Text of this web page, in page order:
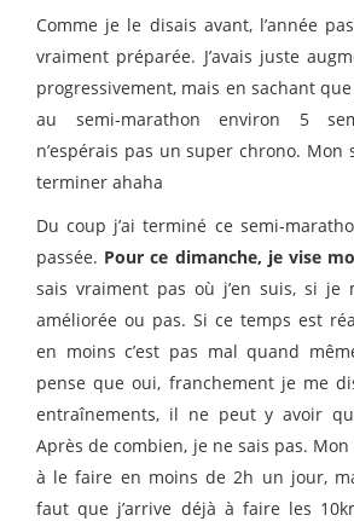
Comme je le disais avant, l’année
vraiment préparée. J’avais juste
progressivement, mais en sachant
au semi-marathon environ 5
n’espérais pas un super chrono.
terminer ahaha
Du coup j’ai terminé ce semi-
passée. Pour ce dimanche, je vise
sais vraiment pas où j’en suis, si je
améliorée ou pas. Si ce temps est
en moins c’est pas mal quand
pense que oui, franchement je me
entraînements, il ne peut y avoir
Après de combien, je ne sais pas. Mon
à le faire en moins de 2h un jour,
faut que j’arrive déjà à faire les